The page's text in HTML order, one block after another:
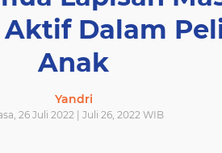
Dalam
Anak
Yandri
26 Juli 2022 | Juli 26, 2022 WIB